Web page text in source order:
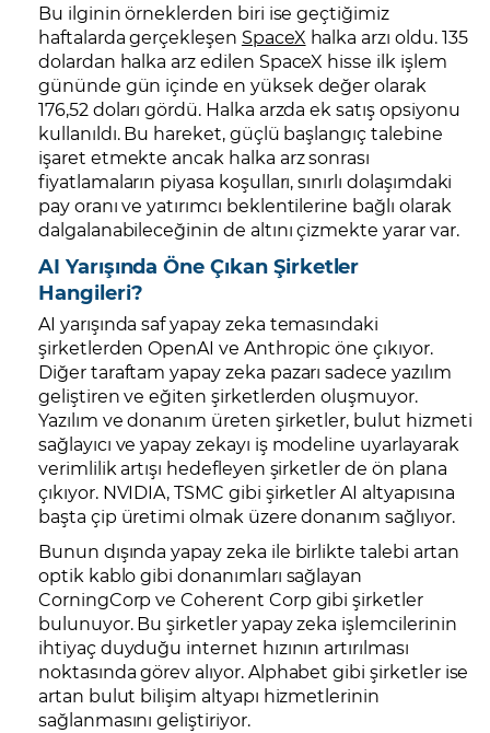
Bu ilginin örneklerden biri ise geçtiğimiz
haftalarda gerçekleşen SpaceX halka arzı oldu. 135
dolardan halka arz edilen SpaceX hisse ilk işlem
gününde gün içinde en yüksek değer olarak
176,52 doları gördü. Halka arzda ek satış opsiyonu
kullanıldı. Bu hareket, güçlü başlangıç talebine
işaret etmekte ancak halka arz sonrası
fiyatlamaların piyasa koşulları, sınırlı dolaşımdaki
pay oranı ve yatırımcı beklentilerine bağlı olarak
dalgalanabileceğinin de altını çizmekte yarar var.
AI Yarışında Öne Çıkan Şirketler
Hangileri?
AI yarışında saf yapay zeka temasındaki
şirketlerden OpenAI ve Anthropic öne çıkıyor.
Diğer taraftam yapay zeka pazarı sadece yazılım
geliştiren ve eğiten şirketlerden oluşmuyor.
Yazılım ve donanım üreten şirketler, bulut hizmeti
sağlayıcı ve yapay zekayı iş modeline uyarlayarak
verimlilik artışı hedefleyen şirketler de ön plana
çıkıyor. NVIDIA, TSMC gibi şirketler AI altyapısına
başta çip üretimi olmak üzere donanım sağlıyor.
Bunun dışında yapay zeka ile birlikte talebi artan
optik kablo gibi donanımları sağlayan
CorningCorp ve Coherent Corp gibi şirketler
bulunuyor. Bu şirketler yapay zeka işlemcilerinin
ihtiyaç duyduğu internet hızının artırılması
noktasında görev alıyor. Alphabet gibi şirketler ise
artan bulut bilişim altyapı hizmetlerinin
sağlanmasını geliştiriyor.